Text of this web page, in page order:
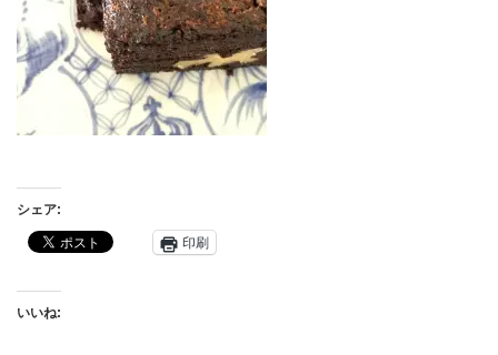
シェア:
印刷
いいね: